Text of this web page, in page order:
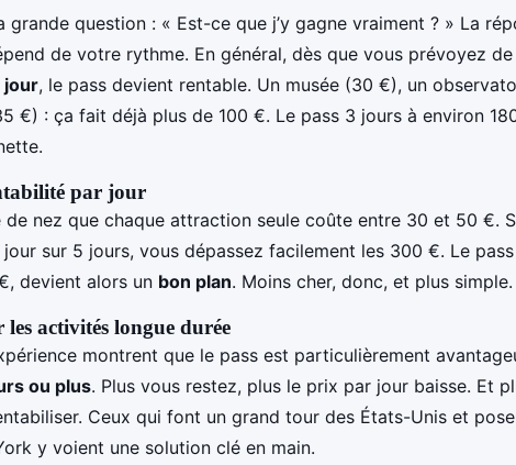
grande question : « Est-ce que j’y gagne vraiment ? » La
de votre rythme. En général, dès que vous prévoyez
jour, le pass devient rentable. Un musée (30 €), un
€) : ça fait déjà plus de 100 €. Le pass 3 jours à environ
par jour
de nez que chaque attraction seule coûte entre 30 et 50 €.
sur 5 jours, vous dépassez facilement les 300 €. Le
devient alors un bon plan. Moins cher, donc, et plus simple.
les activités longue durée
montrent que le pass est particulièrement
ou plus. Plus vous restez, plus le prix par jour baisse. Et
Ceux qui font un grand tour des États-Unis et
y voient une solution clé en main.